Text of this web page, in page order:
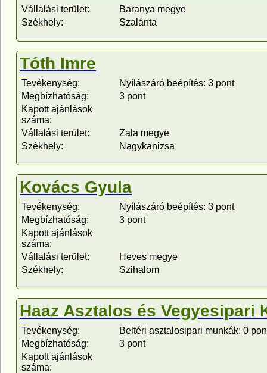
Vállalási terület:
Baranya megye
Székhely:
Szalánta
Tóth Imre
Tevékenység:
Nyílászáró beépítés: 3 pont
Megbízhatóság:
3 pont
Kapott ajánlások
száma:
Vállalási terület:
Zala megye
Székhely:
Nagykanizsa
Kovács Gyula
Tevékenység:
Nyílászáró beépítés: 3 pont
Megbízhatóság:
3 pont
Kapott ajánlások
száma:
Vállalási terület:
Heves megye
Székhely:
Szihalom
Haaz Asztalos és Vegyesipari
Tevékenység:
Beltéri asztalosipari munkák: 0
Megbízhatóság:
3 pont
Kapott ajánlások
száma: